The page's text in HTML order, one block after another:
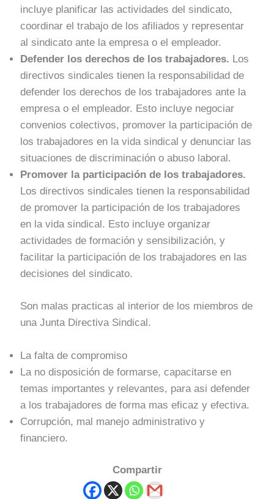
incluye planificar las actividades del sindicato,
coordinar el trabajo de los afiliados y representar
al sindicato ante la empresa o el empleador.
Defender los derechos de los trabajadores. Los
directivos sindicales tienen la responsabilidad de
defender los derechos de los trabajadores ante la
empresa o el empleador. Esto incluye negociar
convenios colectivos, promover la participación de
los trabajadores en la vida sindical y denunciar las
situaciones de discriminación o abuso laboral.
Promover la participación de los trabajadores.
Los directivos sindicales tienen la responsabilidad
de promover la participación de los trabajadores
en la vida sindical. Esto incluye organizar
actividades de formación y sensibilización, y
facilitar la participación de los trabajadores en las
decisiones del sindicato.
Son malas practicas al interior de los miembros de
una Junta Directiva Sindical.
La falta de compromiso
La no disposición de formarse, capacitarse en
temas importantes y relevantes, para asi defender
a los trabajadores de forma mas eficaz y efectiva.
Corrupción, mal manejo administrativo y
financiero.
Compartir